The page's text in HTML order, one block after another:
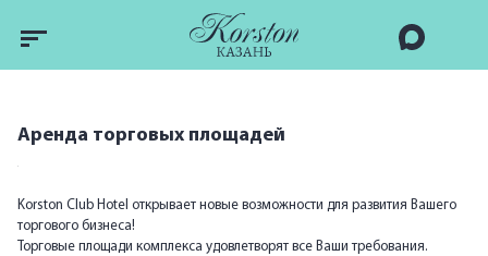
Аренда торговых площадей
Korston Club Hotel открывает новые возможности для развития Вашего
торгового бизнеса!
Торговые площади комплекса удовлетворят все Ваши требования.